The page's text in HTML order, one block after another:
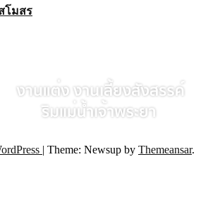
โมสร
| Theme: Newsup by Themeansar.